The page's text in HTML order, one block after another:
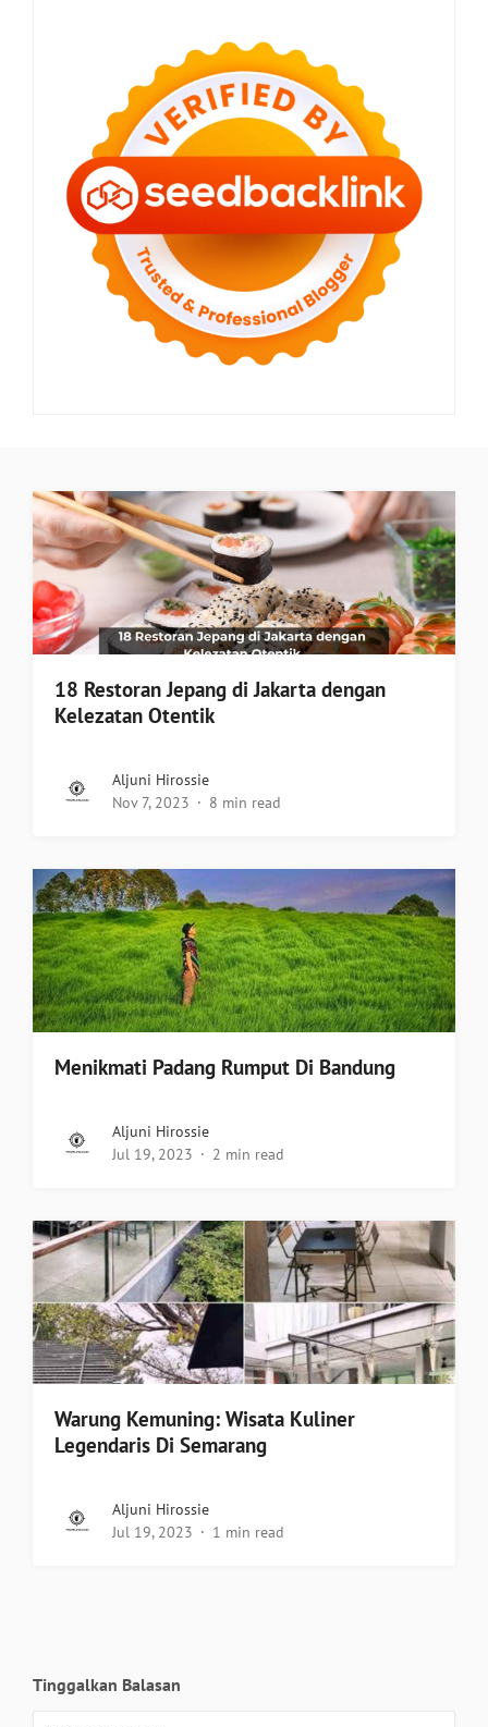
18 Restoran Jepang di Jakarta dengan
Kelezatan Otentik
Aljuni Hirossie
Nov 7, 2023
8 min read
Menikmati Padang Rumput Di Bandung
Aljuni Hirossie
Jul 19, 2023
2 min read
Warung Kemuning: Wisata Kuliner
Legendaris Di Semarang
Aljuni Hirossie
Jul 19, 2023
1 min read
Tinggalkan Balasan